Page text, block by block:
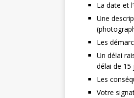
La date et
Une
Les
Un délai
délai de
Les
Votre